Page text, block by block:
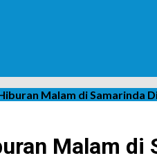
Malam di Samarinda
Malam